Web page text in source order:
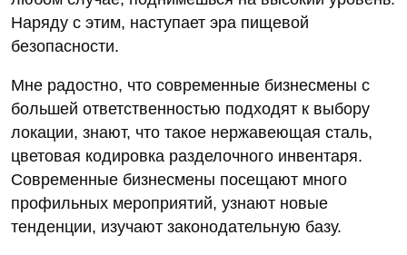
Наряду с этим, наступает эра пищевой
безопасности.
Мне радостно, что современные бизнесмены с
большей ответственностью подходят к выбору
локации, знают, что такое нержавеющая сталь,
цветовая кодировка разделочного инвентаря.
Современные бизнесмены посещают много
профильных мероприятий, узнают новые
тенденции, изучают законодательную базу.